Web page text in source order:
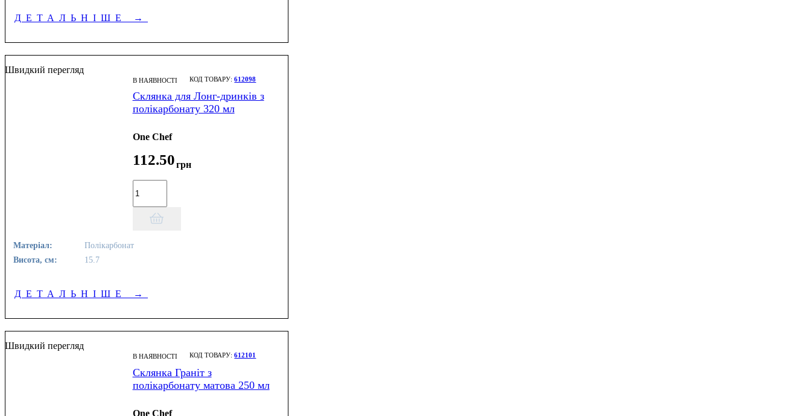
ДЕТАЛЬНІШЕ →
Швидкий перегляд
В НАЯВНОСТІ 612098
Склянка для Лонг-дринків з
полікарбонату 320 мл
One Chef
112.50грн
Матеріал:
Полікарбонат
Висота, см:
15.7
ДЕТАЛЬНІШЕ →
Швидкий перегляд
В НАЯВНОСТІ 612101
Склянка Граніт з
полікарбонату матова 250 мл
One Chef